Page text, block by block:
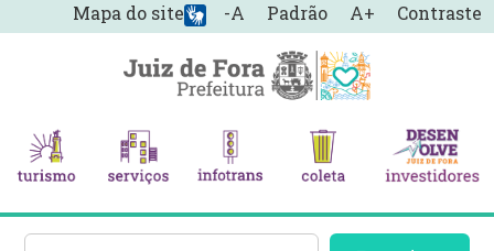
-A Padrão A+ Contraste
Mapa do site